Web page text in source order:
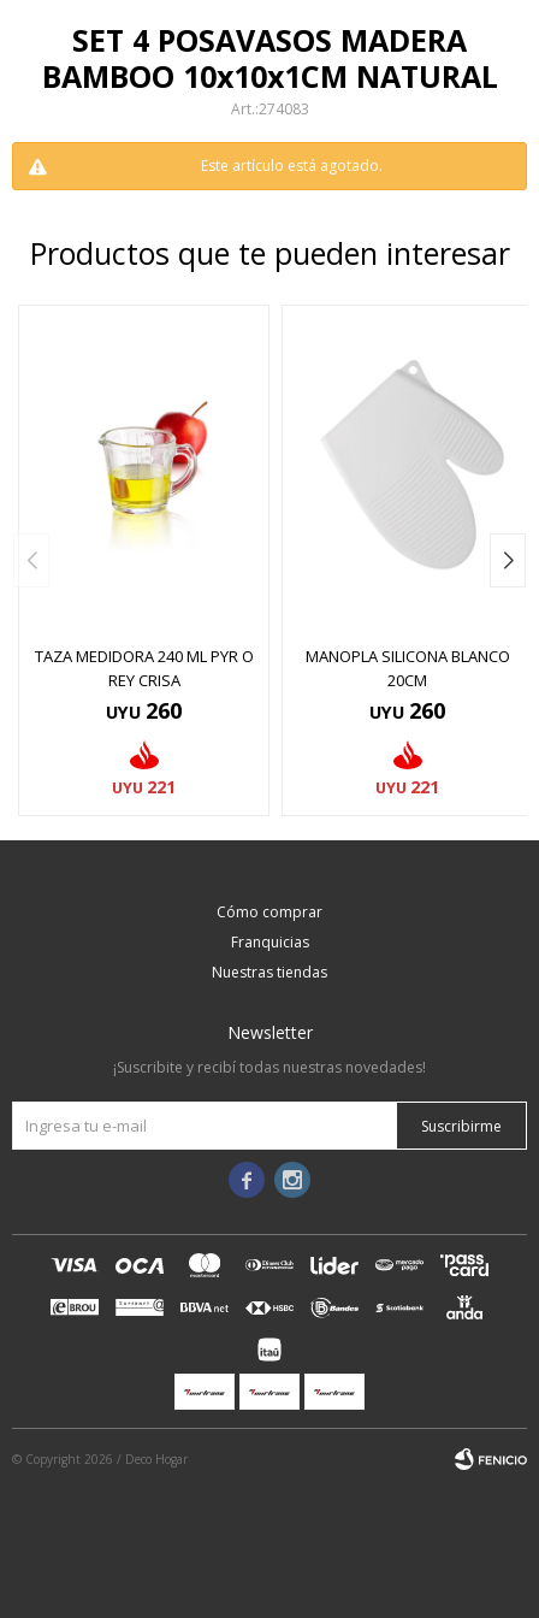
SET 4 POSAVASOS MADERA
BAMBOO 10x10x1CM NATURAL
274083
Este artículo está agotado.
Productos que te pueden interesar
TAZA MEDIDORA 240 ML PYR O
REY CRISA
UYU 260
UYU 221
MANOPLA SILICONA BLANCO
20CM
UYU 260
UYU 221
Cómo comprar
Franquicias
Nuestras tiendas
Newsletter
¡Suscribite y recibí todas nuestras novedades!
Suscribirme
 
© Copyright 2026 / Deco Hogar